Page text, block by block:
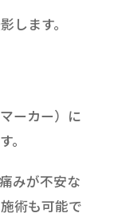
します。
ーカー）に
。
みが不安な
術も可能で